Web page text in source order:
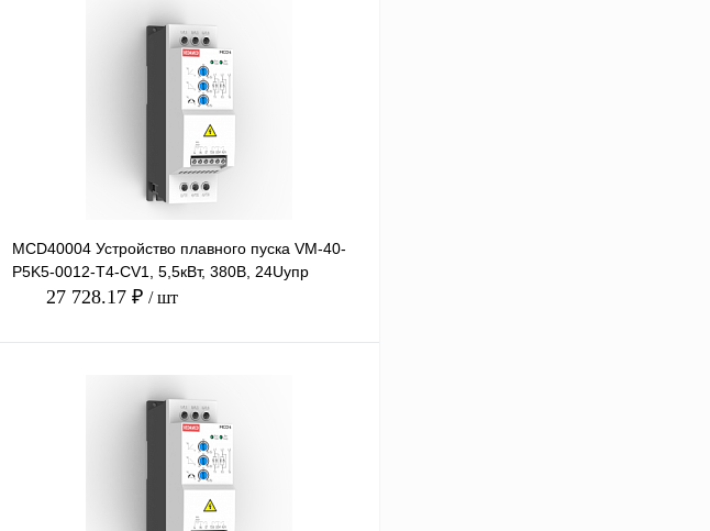
MCD40004 Устройство плавного пуска VM-40-
P5K5-0012-T4-CV1, 5,5кВт, 380В, 24Uупр
27 728.17 ₽ / шт
Сравнение
Под заказ